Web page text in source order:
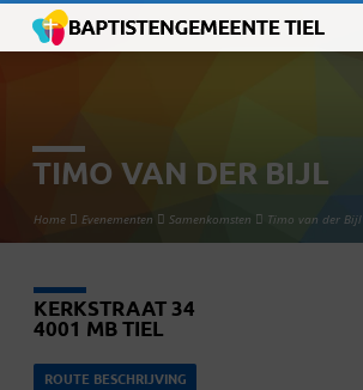
TIMO VAN DER BIJL
Home Evenementen Samenkomsten Timo van der Bijl
KERKSTRAAT 34
4001 MB TIEL
ROUTE BESCHRIJVING